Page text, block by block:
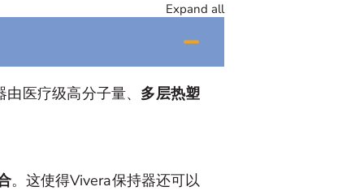
Expand all
医疗级高分子量、 多层热塑
。这使得Vivera保持器还可以